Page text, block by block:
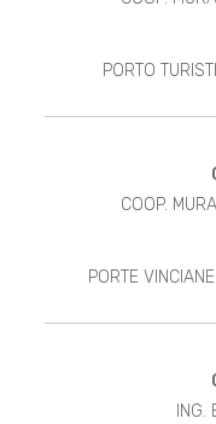
PORTO
COOP.
PORTE
ING.